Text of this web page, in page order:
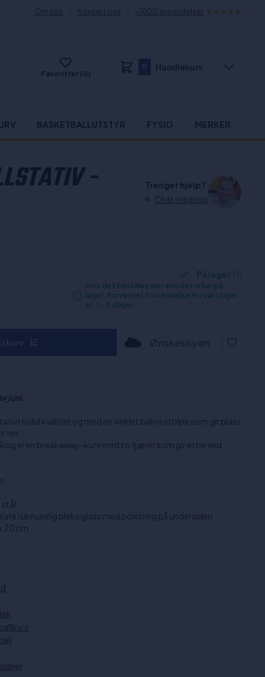
Om oss Kontakt oss +1000 anmeldelser
Favoritter (0)
Handlekurv
BASKETBALLUTSTYR FYSIO MERKER
-
Trenger hjelp?
Chat med oss
På lager
Hvis det bestilles mer enn det vi har på
lager, forventet forsendelse fra vårt lager
er: 1 - 3 dager
Ønskeskyen
juni.
i solid kvalitet og med en vinklet bakre stolpe som gir plass
en.
og er en breakaway-kurv med to fjærer som gir etter ved
stål
i uknuselig pleksiglass med polstring på undersiden
20 cm